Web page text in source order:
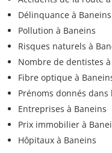
Délinquance à Baneins
Pollution à Baneins
Risques naturels à
Nombre de dentistes
Fibre optique à
Prénoms donnés dans
Entreprises à Baneins
Prix immobilier à
Hôpitaux à Baneins